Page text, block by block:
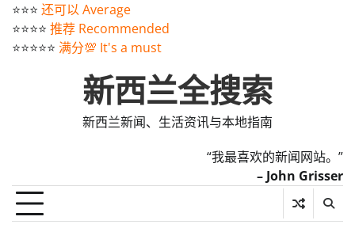
⭐️⭐️⭐️ 还可以 Average
⭐️⭐️⭐️⭐️ 推荐 Recommended
⭐️⭐️⭐️⭐️⭐️ 满分💯 It's a must
新西兰全搜索
新西兰新闻、生活资讯与本地指南
“我最喜欢的新闻网站。”
– John Grisser